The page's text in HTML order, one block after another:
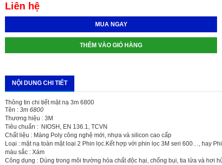
Liên hệ
MUA NGAY
THÊM VÀO GIỎ HÀNG
NỘI DUNG CHI TIẾT
Thông tin chi tiết mặt nạ 3m 6800
Tên : 3m 6800
Thương hiệu : 3M
Tiêu chuẩn : NIOSH, EN 136.1, TCVN
Chất liệu : Màng Poly công nghệ mới, nhựa và silicon cao cấp
Loại : mặt nạ toàn mặt loại 2 Phin lọc.Kết hợp với phin lọc 3M seri 600…, hay
màu sắc : Xám
Công dụng : Dùng trong môi trường hóa chất độc hại, chống bụi, tia lửa và hơi